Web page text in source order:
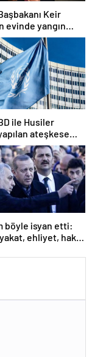
Keir
evinde yangın
ile Husiler
ateşkese
böyle isyan etti:
ehliyet, hak,